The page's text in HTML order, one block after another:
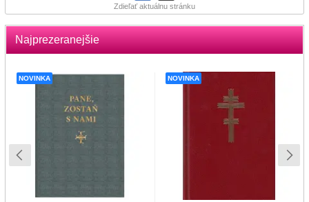
Zdieľať aktuálnu stránku
Najprezeranejšie
NOVINKA NOVINKA